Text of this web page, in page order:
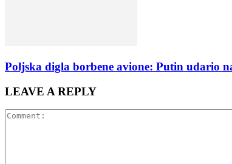
Poljska digla borbene avione: Putin udario
LEAVE A REPLY